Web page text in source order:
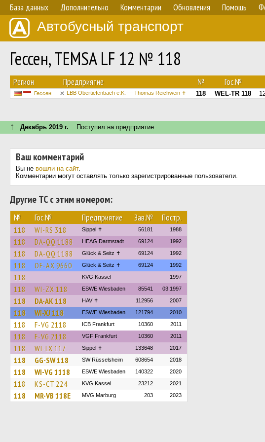
База данных Дополнительно Комментарии Обновления Помощь
Автобусный транспорт
Гессен, TEMSA LF 12 № 118
Регион Предприятие № Гос.№
Гессен LBB Obertiefenbach e.K. — Thomas Reichwein ✝ 118 WEL-TR 118
↑ Декабрь 2019 г. Поступил на предприятие
Ваш комментарий
Вы не вошли на сайт.
Комментарии могут оставлять только зарегистрированные пользователи.
Другие ТС с этим номером:
№ Гос.№ Предприятие Зав.№ Постр.
118 WI-RS 318 Sippel ✝︎ 56181 1988
118 DA-QQ 1188 HEAG Darmstadt 69124 1992
118 DA-QQ 1188 Glück & Seitz ✝ 69124 1992
118 OF-AX 9660 Glück & Seitz ✝ 69124 1992
118 KVG Kassel 1997
118 WI-ZX 118 ESWE Wiesbaden 85541 03.1997
118 DA-AK 118 HAV ✝ 112956 2007
118 WI-XJ 118 ESWE Wiesbaden 121794 2010
118 F-VG 2118 ICB Frankfurt 10360 2011
118 F-VG 2118 VGF Frankfurt 10360 2011
118 WI-LX 117 Sippel ✝︎ 133648 2017
118 GG-SW 118 SW Rüsselsheim 608654 2018
118 WI-VG 1118 ESWE Wiesbaden 140322 2020
118 KS-CT 224 KVG Kassel 23212 2021
118 MR-VB 118E MVG Marburg 203 2023